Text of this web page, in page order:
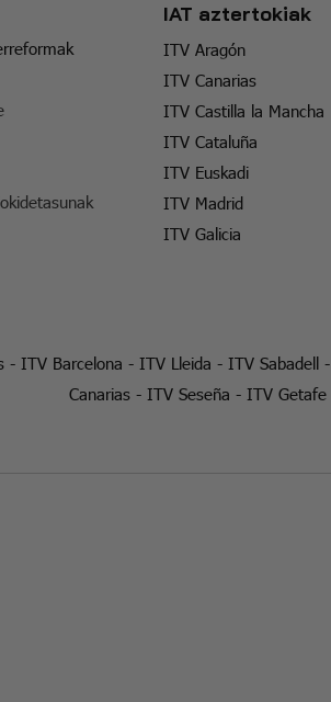
IAT aztertokiak
ITV Aragón
ITV Canarias
ITV Castilla la Mancha
ITV Cataluña
ITV Euskadi
ITV Madrid
ITV Galicia
- ITV Barcelona - ITV Lleida - ITV Sabadell-
Canarias - ITV Seseña - ITV Getafe